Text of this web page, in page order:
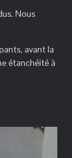
Nous
avant la
étanchéité à